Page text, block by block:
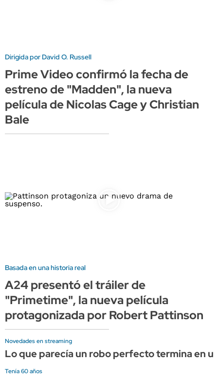
Dirigida por David O. Russell
Prime Video confirmó la fecha de
estreno de "Madden", la nueva
película de Nicolas Cage y Christian
Bale
Basada en una historia real
A24 presentó el tráiler de
"Primetime", la nueva película
protagonizada por Robert Pattinson
Novedades en streaming
Lo que parecía un robo perfecto termina en
Tenía 60 años